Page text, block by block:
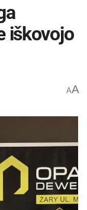
iškovojo
AA